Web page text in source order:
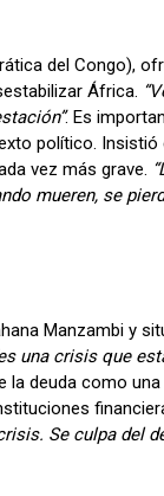
del Congo),
África.
. Es
político. Insistió
vez más grave.
mueren, se
Manzambi y
una crisis que
la deuda como
Se culpa del